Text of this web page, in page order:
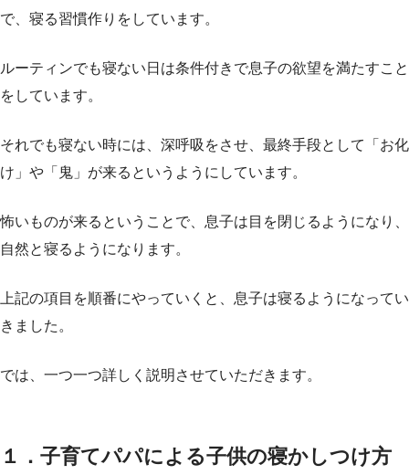
で、寝る習慣作りをしています。
ルーティンでも寝ない日は条件付きで息子の欲望を満たすこと
をしています。
それでも寝ない時には、深呼吸をさせ、最終手段として「お化
け」や「鬼」が来るというようにしています。
怖いものが来るということで、息子は目を閉じるようになり、
自然と寝るようになります。
上記の項目を順番にやっていくと、息子は寝るようになってい
きました。
では、一つ一つ詳しく説明させていただきます。
１．子育てパパによる子供の寝かしつけ方